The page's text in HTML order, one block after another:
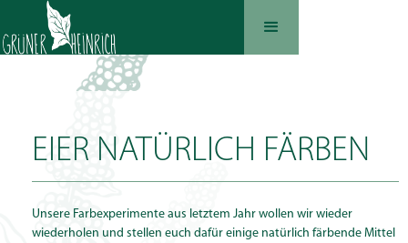
EIER NATÜRLICH FÄRBEN
Unsere Farbexperimente aus letztem Jahr wollen wir wieder
wiederholen und stellen euch dafür einige natürlich färbende Mittel